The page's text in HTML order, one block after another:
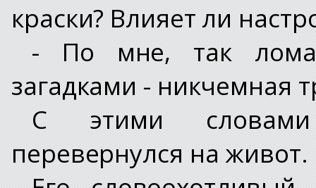
краски? Влияет ли
- По мне, так
загадками - никчемная
С этими словами
перевернулся на живот.